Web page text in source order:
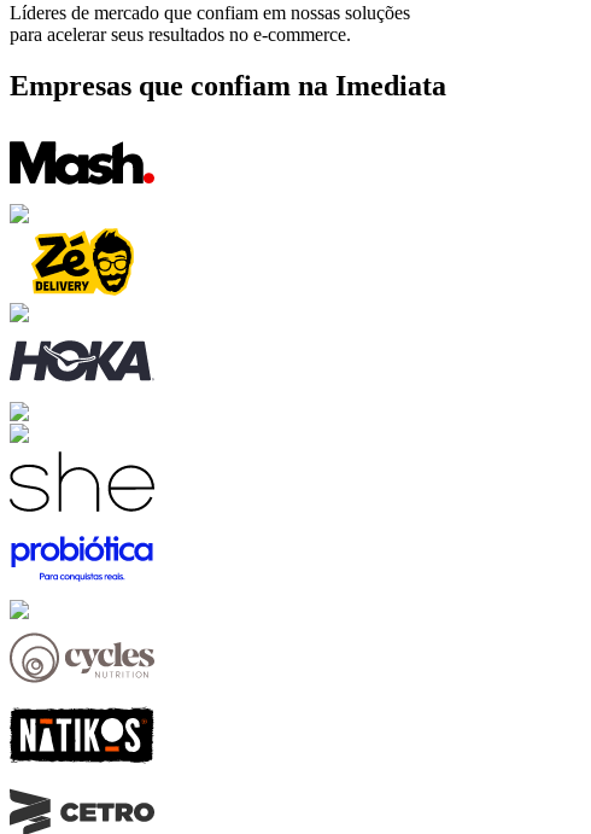
Líderes de mercado que confiam em nossas soluções
para acelerar seus resultados no e-commerce.
Empresas que confiam na Imediata